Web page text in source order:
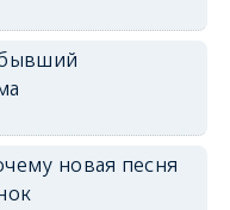
новая песня